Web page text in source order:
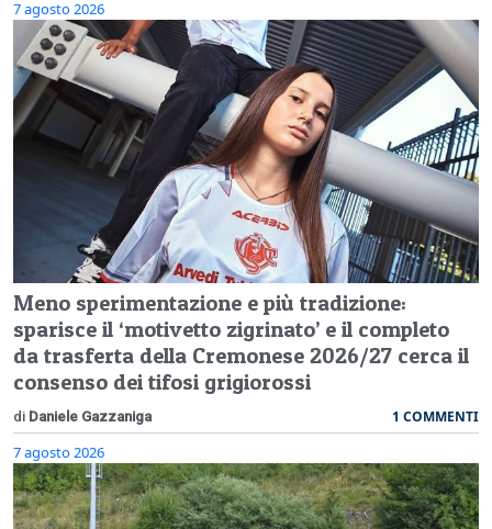
7 agosto 2026
Meno sperimentazione e più tradizione:
sparisce il ‘motivetto zigrinato’ e il completo
da trasferta della Cremonese 2026/27 cerca il
consenso dei tifosi grigiorossi
di Daniele Gazzaniga 1 COMMENTI
7 agosto 2026